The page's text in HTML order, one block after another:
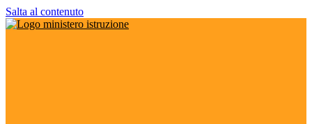
Salta al contenuto